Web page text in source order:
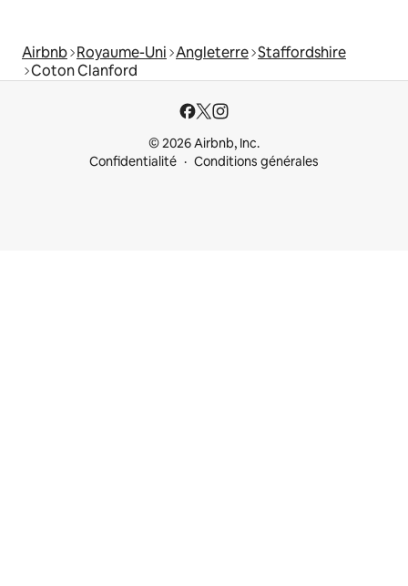
Airbnb Royaume-Uni Angleterre Staffordshire
Coton Clanford
© 2026 Airbnb, Inc.
Confidentialité
Conditions générales